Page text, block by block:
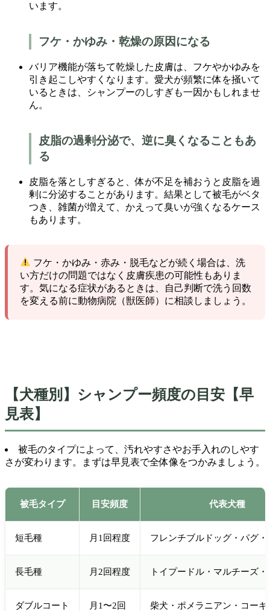
います。
フケ・かゆみ・乾燥の原因になる
バリア機能が落ちて乾燥した皮膚は、フケやかゆみを
引き起こしやすくなります。愛犬が頻繁に体を掻いて
いるときは、シャンプーのしすぎも一因かもしれませ
ん。
皮脂の過剰分泌で、逆に臭くなることもあ
る
皮脂を落としすぎると、体が不足を補おうと皮脂を過
剰に分泌することがあります。結果として被毛がベタ
つき、雑菌が増えて、かえって臭いが強くなるケース
もあります。
フケ・かゆみ・赤み・脱毛などが続く場合は、洗
い方だけの問題ではなく皮膚疾患の可能性もありま
す。気になる症状があるときは、自己判断で洗う回数
を変える前に動物病院（獣医師）に相談しましょう。
【犬種別】シャンプー頻度の目安【早
見表】
被毛のタイプによって、汚れやすさやお手入れのしやす
さが変わります。まずは早見表で全体像をつかみましょう。
被毛タイプ 目安頻度 代表犬種
短毛種 月1回程度 フレンチブルドッグ・パグ・
長毛種 月2回程度 トイプードル・マルチーズ
ダブルコート 月1〜2回 柴犬・ポメラニアン・コーギ